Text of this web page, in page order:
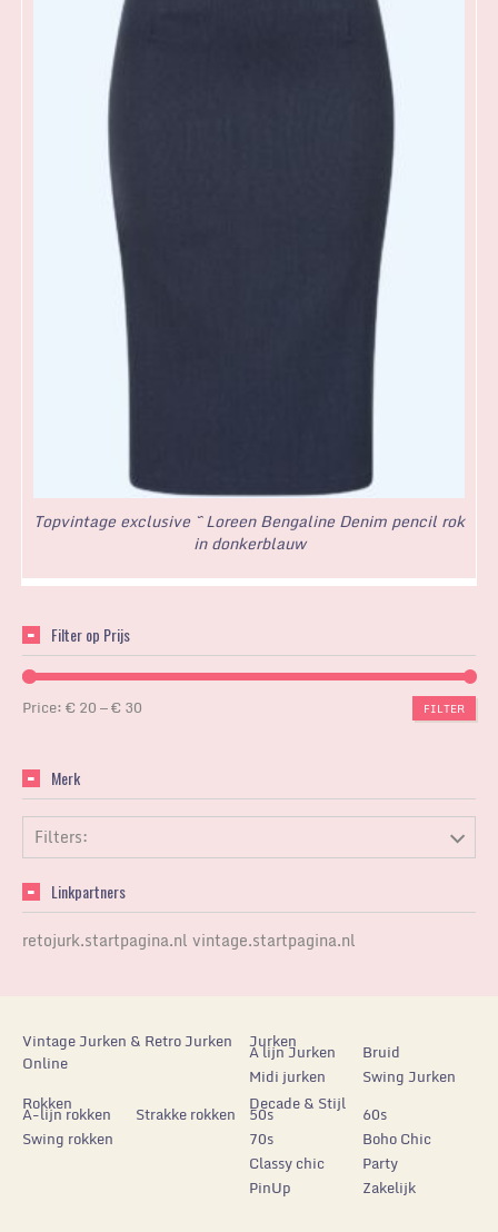
Topvintage exclusive ~ Loreen Bengaline Denim pencil rok
in donkerblauw
Filter op Prijs
FILTER
Price:€ 20—€ 30
Merk
Filters:
Linkpartners
retojurk.startpagina.nl vintage.startpagina.nl
Vintage Jurken & Retro Jurken
Online
Jurken
A lijn Jurken
Bruid
Midi jurken
Swing Jurken
Rokken
A-lijn rokken
Strakke rokken
Swing rokken
Decade & Stijl
50s
60s
70s
Boho Chic
Classy chic
Party
PinUp
Zakelijk